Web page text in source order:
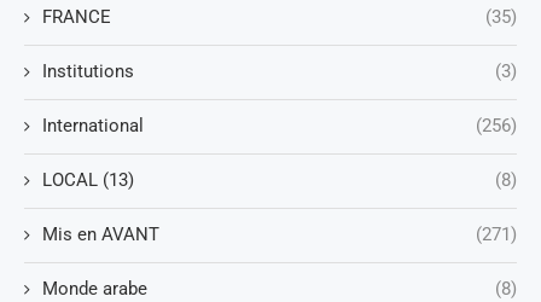
FRANCE (35)
Institutions (3)
International (256)
LOCAL (13) (8)
Mis en AVANT (271)
Monde arabe (8)